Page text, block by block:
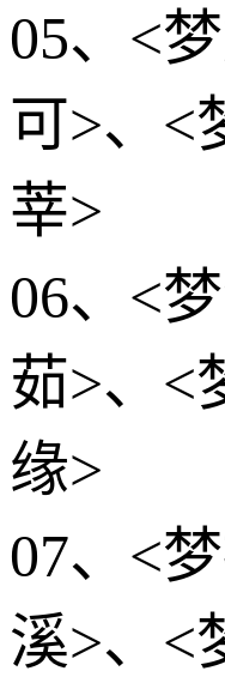
05、<
可>、<
莘>
06、<
茹>、<
缘>
07、<
溪>、<